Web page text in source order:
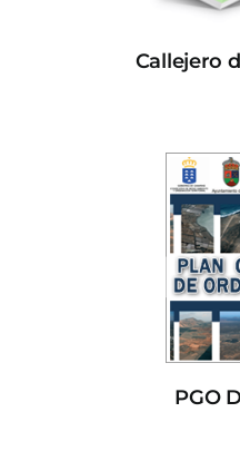
Callejero
PGO